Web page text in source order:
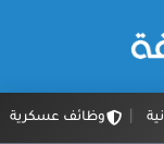
وظائف عسكرية